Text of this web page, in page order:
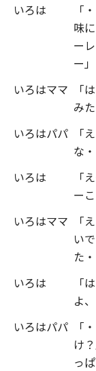
いろは
「
味
ー
ー」
いろはママ
「
み
いろはパパ
「
な
いろは
「
ー
いろはママ
「
い
た
いろは
「
よ
いろはパパ
「
け
っ